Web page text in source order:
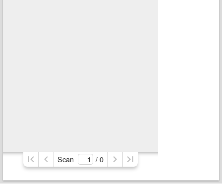
Scan / 0